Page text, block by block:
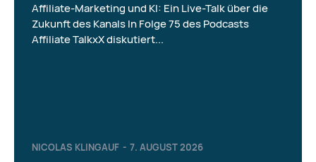
NICOLAS KLINGAUF - 7. AUGUST 2026
Affiliate-Marketing und KI: Ein Live-Talk über die
Zukunft des Kanals In Folge 75 des Podcasts
Affiliate TalkxX diskutiert...